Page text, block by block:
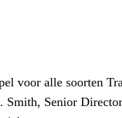
voor alle soorten
Smith, Senior